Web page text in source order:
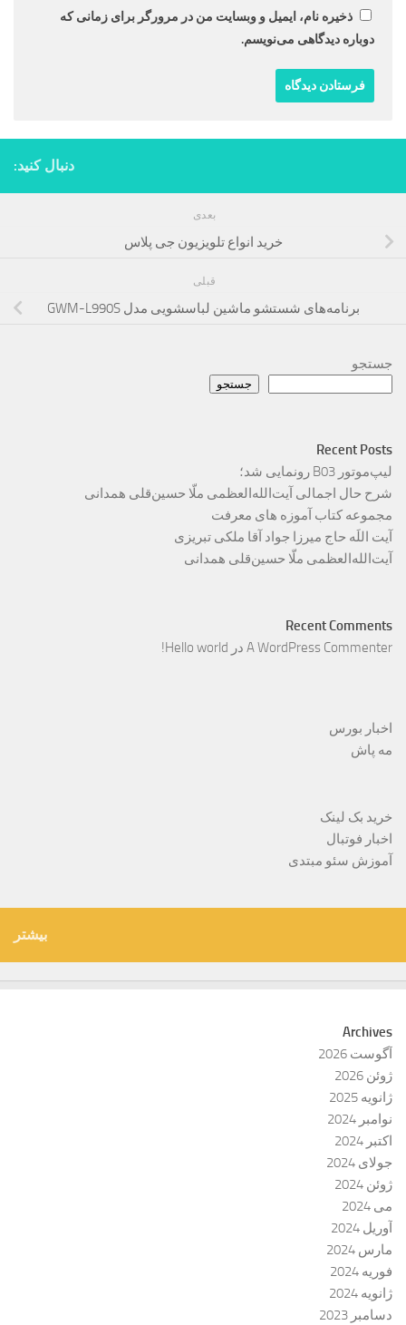
ذخیره نام، ایمیل و وبسایت من در مرورگر برای زمانی که
دوباره دیدگاهی می‌نویسم.
دنبال کنید:
بعدی
خرید انواع تلویزیون جی پلاس
قبلی
برنامه‌های شستشو ماشین لباسشویی مدل GWM-L990S
جستجو
جستجو
Recent Posts
لیپ‌موتور B03 رونمایی شد؛
شرح حال اجمالی آیت‌الله‌العظمی ملّا حسین‌قلی همدانی
مجموعه کتاب آموزه های معرفت
آیت اللَه حاج میرزا جواد آقا ملکی تبریزی
آیت‌الله‌العظمی ملّا حسین‌قلی همدانی
Recent Comments
A WordPress Commenter در Hello world!
اخبار بورس
مه پاش
خرید بک لینک
اخبار فوتبال
آموزش سئو مبتدی
بیشتر
Archives
آگوست 2026
ژوئن 2026
ژانویه 2025
نوامبر 2024
اکتبر 2024
جولای 2024
ژوئن 2024
می 2024
آوریل 2024
مارس 2024
فوریه 2024
ژانویه 2024
دسامبر 2023